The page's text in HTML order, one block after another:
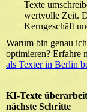
Texte
wertvolle Zeit.
Kerngeschäft
Warum bin genau
optimieren? Erfahre
als Texter in Berlin
KI-Texte
nächste Schritte